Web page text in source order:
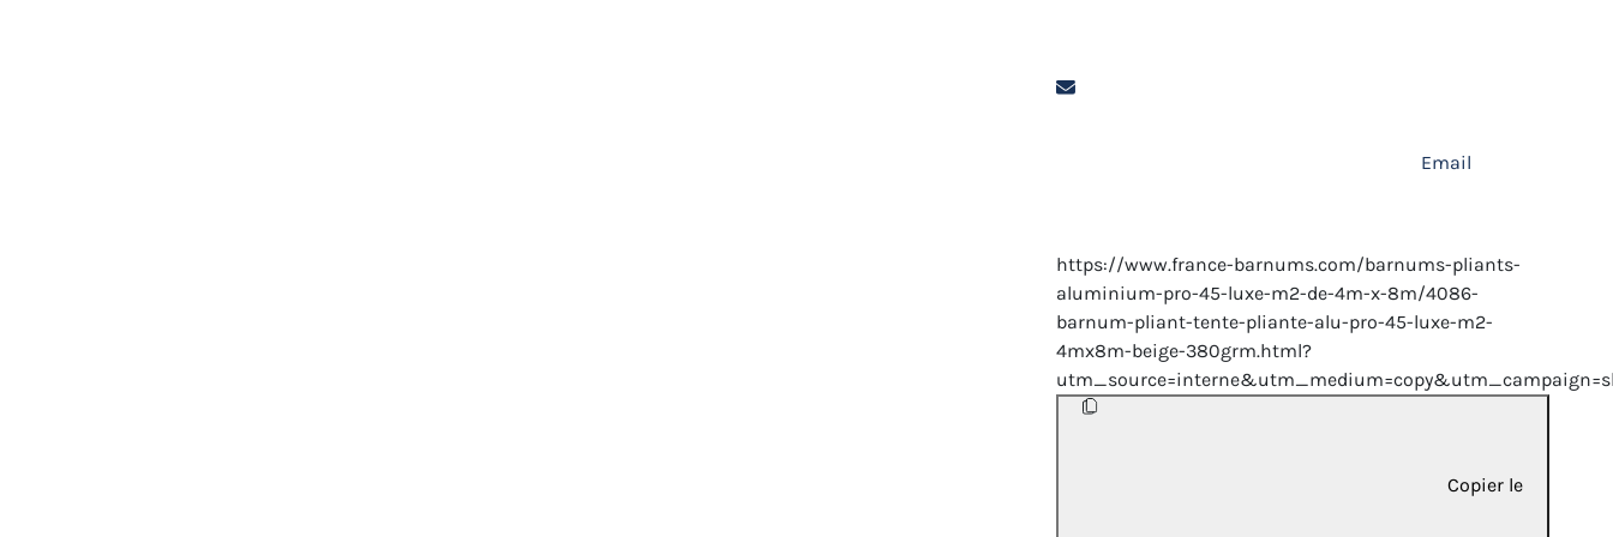
Email
https://www.france-barnums.com/barnums-pliants-
aluminium-pro-45-luxe-m2-de-4m-x-8m/4086-
barnum-pliant-tente-pliante-alu-pro-45-luxe-m2-
4mx8m-beige-380grm.html?
Copier le